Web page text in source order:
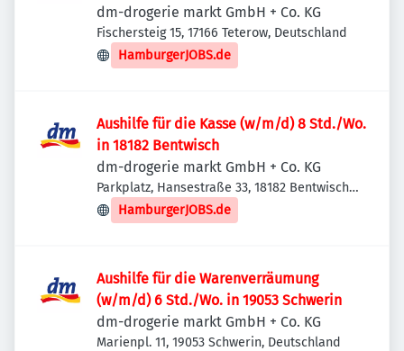
dm-drogerie markt GmbH + Co. KG
Fischersteig 15, 17166 Teterow, Deutschland
HamburgerJOBS.de
Aushilfe für die Kasse (w/m/d) 8 Std./Wo.
in 18182 Bentwisch
dm-drogerie markt GmbH + Co. KG
Parkplatz, Hansestraße 33, 18182 Bentwisch,
Deutschland
HamburgerJOBS.de
Aushilfe für die Warenverräumung
(w/m/d) 6 Std./Wo. in 19053 Schwerin
dm-drogerie markt GmbH + Co. KG
Marienpl. 11, 19053 Schwerin, Deutschland